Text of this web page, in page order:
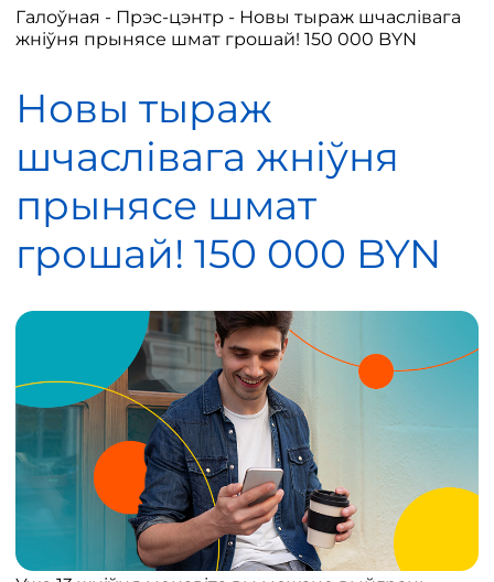
Галоўная - Прэс-цэнтр - Новы тыраж шчаслівага
жніўня прынясе шмат грошай! 150 000 BYN
Новы тыраж
шчаслівага жніўня
прынясе шмат
грошай! 150 000 BYN